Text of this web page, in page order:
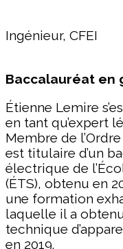
Ingénieur, CFEI
Baccalauréat en
Étienne Lemire
en tant qu’expert
Membre de
est titulaire d’un
électrique de
(ÉTS), obtenu en
une formation
laquelle il a
technique
en 2019.